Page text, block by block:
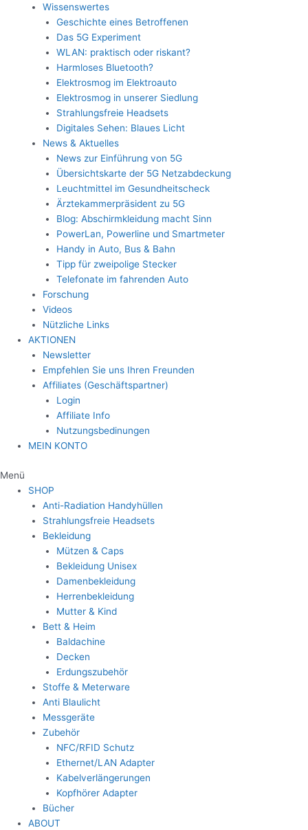
Wissenswertes
Geschichte eines Betroffenen
Das 5G Experiment
WLAN: praktisch oder riskant?
Harmloses Bluetooth?
Elektrosmog im Elektroauto
Elektrosmog in unserer Siedlung
Strahlungsfreie Headsets
Digitales Sehen: Blaues Licht
News & Aktuelles
News zur Einführung von 5G
Übersichtskarte der 5G Netzabdeckung
Leuchtmittel im Gesundheitscheck
Ärztekammerpräsident zu 5G
Blog: Abschirmkleidung macht Sinn
PowerLan, Powerline und Smartmeter
Handy in Auto, Bus & Bahn
Tipp für zweipolige Stecker
Telefonate im fahrenden Auto
Forschung
Videos
Nützliche Links
AKTIONEN
Newsletter
Empfehlen Sie uns Ihren Freunden
Affiliates (Geschäftspartner)
Login
Affiliate Info
Nutzungsbedinungen
MEIN KONTO
Menü
SHOP
Anti-Radiation Handyhüllen
Strahlungsfreie Headsets
Bekleidung
Mützen & Caps
Bekleidung Unisex
Damenbekleidung
Herrenbekleidung
Mutter & Kind
Bett & Heim
Baldachine
Decken
Erdungszubehör
Stoffe & Meterware
Anti Blaulicht
Messgeräte
Zubehör
NFC/RFID Schutz
Ethernet/LAN Adapter
Kabelverlängerungen
Kopfhörer Adapter
Bücher
ABOUT